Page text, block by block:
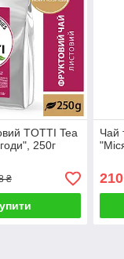
TОТТІ Tea
250г
₴
Чай
210